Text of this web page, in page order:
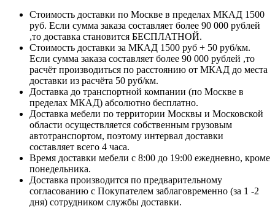
Стоимость доставки по Москве в пределах МКАД 1500
руб. Если сумма заказа составляет более 90 000 рублей
,то доставка становится БЕСПЛАТНОЙ.
Стоимость доставки за МКАД 1500 руб + 50 руб/км.
Если сумма заказа составляет более 90 000 рублей ,то
расчёт производиться по расстоянию от МКАД до места
доставки из расчёта 50 руб/км.
Доставка до транспортной компании (по Москве в
пределах МКАД) абсолютно бесплатно.
Доставка мебели по территории Москвы и Московской
области осуществляется собственным грузовым
автотранспортом, поэтому интервал доставки
составляет всего 4 часа.
Время доставки мебели с 8:00 до 19:00 ежедневно, кроме
понедельника.
Доставка производится по предварительному
согласованию с Покупателем заблаговременно (за 1 -2
дня) сотрудником службы доставки.